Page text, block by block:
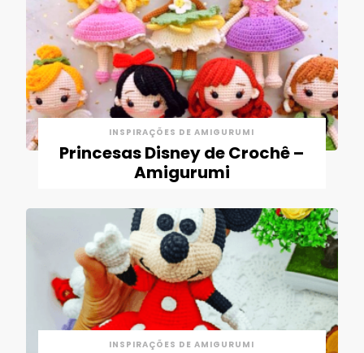
INSPIRAÇÕES DE AMIGURUMI
Princesas Disney de Crochê –
Amigurumi
INSPIRAÇÕES DE AMIGURUMI